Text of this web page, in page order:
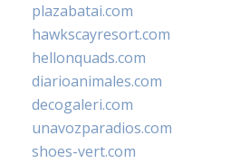
plazabatai.com
hawkscayresort.com
hellonquads.com
diarioanimales.com
decogaleri.com
unavozparadios.com
shoes-vert.com